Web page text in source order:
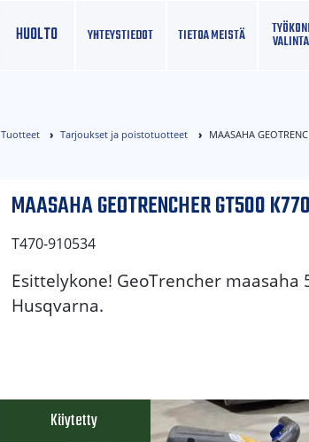
HUOLTO YHTEYS­TIEDOT TIETOA MEISTÄ
Tuotteet Tarjoukset ja poistotuotteet MAASAHA
MAASAHA GEOTRENCHER GT500
T470-910534
Esittelykone! GeoTrencher maasaha
Husqvarna.